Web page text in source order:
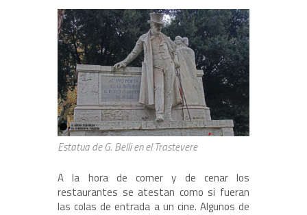
Estatua de G. Belli en el Trastevere
A la hora de comer y de cenar los
restaurantes se atestan como si fueran
las colas de entrada a un cine. Algunos de